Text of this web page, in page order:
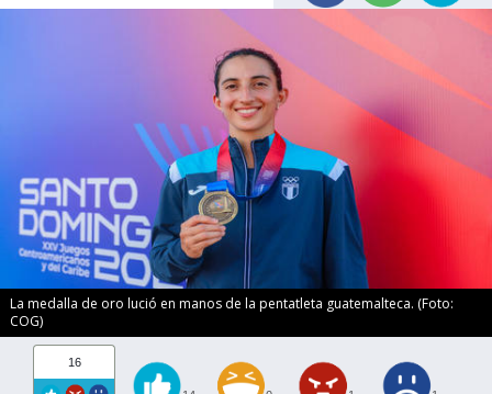
La medalla de oro lució en manos de la pentatleta guatemalteca. (Foto:
COG)
16